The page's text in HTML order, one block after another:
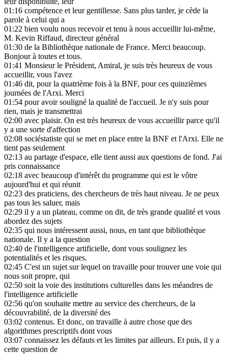
01:16 compétence et leur gentillesse. Sans plus tarder, je cède la
parole à celui qui a
01:22 bien voulu nous recevoir et tenu à nous accueillir lui-même,
M. Kevin Riffaud, directeur général
01:30 de la Bibliothèque nationale de France. Merci beaucoup.
Bonjour à toutes et tous.
01:41 Monsieur le Président, Amiral, je suis très heureux de vous
accueillir, vous l'avez
01:46 dit, pour la quatrième fois à la BNF, pour ces quinzièmes
journées de l'Arxi. Merci
01:54 pour avoir souligné la qualité de l'accueil. Je n'y suis pour
rien, mais je transmettrai
02:00 avec plaisir. On est très heureux de vous accueillir parce qu'il
y a une sorte d'affection
02:08 sociéstatiste qui se met en place entre la BNF et l'Arxi. Elle ne
tient pas seulement
02:13 au partage d'espace, elle tient aussi aux questions de fond. J'ai
pris connaissance
02:18 avec beaucoup d'intérêt du programme qui est le vôtre
aujourd'hui et qui réunit
02:23 des praticiens, des chercheurs de très haut niveau. Je ne peux
pas tous les saluer, mais
02:29 il y a un plateau, comme on dit, de très grande qualité et vous
abordez des sujets
02:35 qui nous intéressent aussi, nous, en tant que bibliothèque
nationale. Il y a la question
02:40 de l'intelligence artificielle, dont vous soulignez les
potentialités et les risques.
02:45 C'est un sujet sur lequel on travaille pour trouver une voie qui
nous soit propre, qui
02:50 soit la voie des institutions culturelles dans les méandres de
l'intelligence artificielle
02:56 qu'on souhaite mettre au service des chercheurs, de la
découvrabilité, de la diversité des
03:02 contenus. Et donc, on travaille à autre chose que des
algorithmes prescriptifs dont vous
03:07 connaissez les défauts et les limites par ailleurs. Et puis, il y a
cette question de